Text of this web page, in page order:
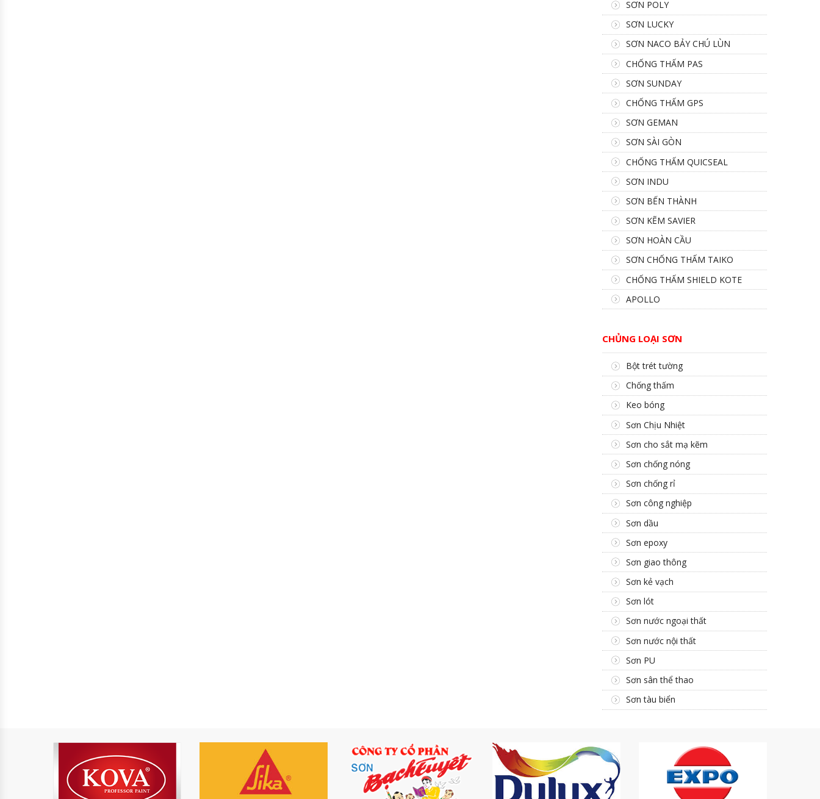
SƠN POLY
SƠN LUCKY
SƠN NACO BẢY CHÚ LÙN
CHỐNG THẤM PAS
SƠN SUNDAY
CHỐNG THẤM GPS
SƠN GEMAN
SƠN SÀI GÒN
CHỐNG THẤM QUICSEAL
SƠN INDU
SƠN BẾN THÀNH
SƠN KẼM SAVIER
SƠN HOÀN CẦU
SƠN CHỐNG THẤM TAIKO
CHỐNG THẤM SHIELD KOTE
APOLLO
CHỦNG LOẠI SƠN
Bột trét tường
Chống thấm
Keo bóng
Sơn Chịu Nhiệt
Sơn cho sắt mạ kẽm
Sơn chống nóng
Sơn chống rỉ
Sơn công nghiệp
Sơn dầu
Sơn epoxy
Sơn giao thông
Sơn kẻ vạch
Sơn lót
Sơn nước ngoại thất
Sơn nước nội thất
Sơn PU
Sơn sân thể thao
Sơn tàu biển